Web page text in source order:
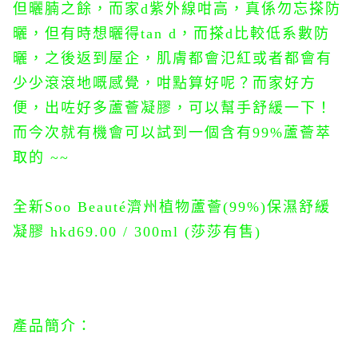
但曬腩之餘，而家d紫外線咁高，真係勿忘搽防
曬，但有時想曬得tan d，而搽d比較低系數防
曬，之後返到屋企，肌膚都會氾紅或者都會有
少少滾滾地嘅感覺，咁點算好呢？而家好方
便，出咗好多蘆薈凝膠，可以幫手舒緩一下！
而今次就有機會可以試到一個含有99%蘆薈萃
取的 ~~
全新Soo Beauté濟州植物蘆薈(99%)保濕舒緩
凝膠 hkd69.00 / 300ml (莎莎有售)
產品簡介：